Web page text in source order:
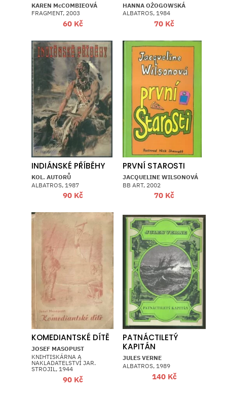
KAREN McCOMBIEOVÁ
FRAGMENT, 2003
60 Kč
HANNA OŻOGOWSKÁ
ALBATROS, 1984
70 Kč
INDIÁNSKÉ PŘÍBĚHY
KOL. AUTORŮ
ALBATROS, 1987
90 Kč
PRVNÍ STAROSTI
JACQUELINE WILSONOVÁ
BB ART, 2002
70 Kč
KOMEDIANTSKÉ DÍTĚ
JOSEF MASOPUST
KNIHTISKÁRNA A
NAKLADATELSTVÍ JAR.
STROJIL, 1944
90 Kč
PATNÁCTILETÝ
KAPITÁN
JULES VERNE
ALBATROS, 1989
140 Kč